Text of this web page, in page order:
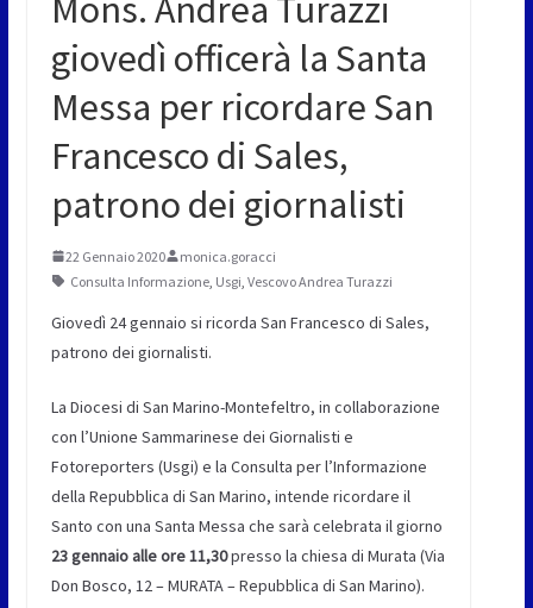
giovedì officerà la Santa
Messa per ricordare San
Francesco di Sales,
patrono dei giornalisti
22 Gennaio 2020
monica.goracci
Consulta Informazione, Usgi Vescovo Andrea Turazzi
Giovedì 24 gennaio si ricorda San Francesco di Sales,
patrono dei giornalisti.
La Diocesi di San Marino-Montefeltro, in collaborazione
con l’Unione Sammarinese dei Giornalisti e
Fotoreporters (Usgi) e la Consulta per l’Informazione
della Repubblica di San Marino, intende ricordare il
Santo con una Santa Messa che sarà celebrata il giorno
23 gennaio alle ore 11,30presso la chiesa di Murata (Via
Don Bosco, 12 – MURATA – Repubblica di San Marino).